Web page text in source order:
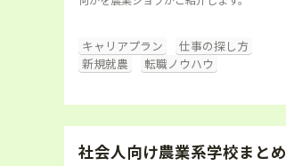
キャリアプラン
仕事の探し方
新規就農
転職ノウハウ
社会人向け農業系学校まとめ